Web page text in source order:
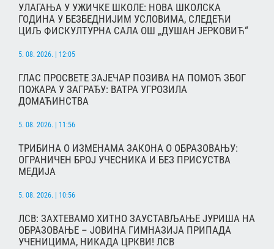
УЛАГАЊА У УЖИЧКЕ ШКОЛЕ: НОВА ШКОЛСКА
ГОДИНА У БЕЗБЕДНИЈИМ УСЛОВИМА, СЛЕДЕЋИ
ЦИЉ ФИСКУЛТУРНА САЛА ОШ „ДУШАН ЈЕРКОВИЋ“
5. 08. 2026. | 12:05
ГЛАС ПРОСВЕТЕ ЗАЈЕЧАР ПОЗИВА НА ПОМОЋ ЗБОГ
ПОЖАРА У ЗАГРАЂУ: ВАТРА УГРОЗИЛА
ДОМАЋИНСТВА
5. 08. 2026. | 11:56
ТРИБИНА О ИЗМЕНАМА ЗАКОНА О ОБРАЗОВАЊУ:
ОГРАНИЧЕН БРОЈ УЧЕСНИКА И БЕЗ ПРИСУСТВА
МЕДИЈА
5. 08. 2026. | 10:56
ЛСВ: ЗАХТЕВАМО ХИТНО ЗАУСТАВЉАЊЕ ЈУРИША НА
ОБРАЗОВАЊЕ – ЈОВИНА ГИМНАЗИЈА ПРИПАДА
УЧЕНИЦИМА, НИКАДА ЦРКВИ! ЛСВ